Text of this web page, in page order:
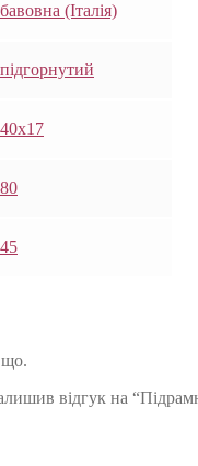
бавовна (Італія)
підгорнутий
40х17
80
45
що.
відгук на